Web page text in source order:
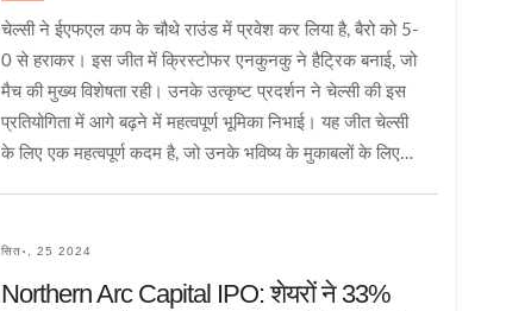
चेल्सी ने ईएफएल कप के चौथे राउंड में प्रवेश कर लिया है, बैरो को 5-
0 से हराकर। इस जीत में क्रिस्टोफर एनकुनकु ने हैट्रिक बनाई, जो
मैच की मुख्य विशेषता रही। उनके उत्कृष्ट प्रदर्शन ने चेल्सी की इस
प्रतियोगिता में आगे बढ़ने में महत्वपूर्ण भूमिका निभाई। यह जीत चेल्सी
के लिए एक महत्वपूर्ण कदम है, जो उनके भविष्य के मुकाबलों के लिए
सित॰, 25 2024
Northern Arc Capital IPO: शेयरों ने 33%